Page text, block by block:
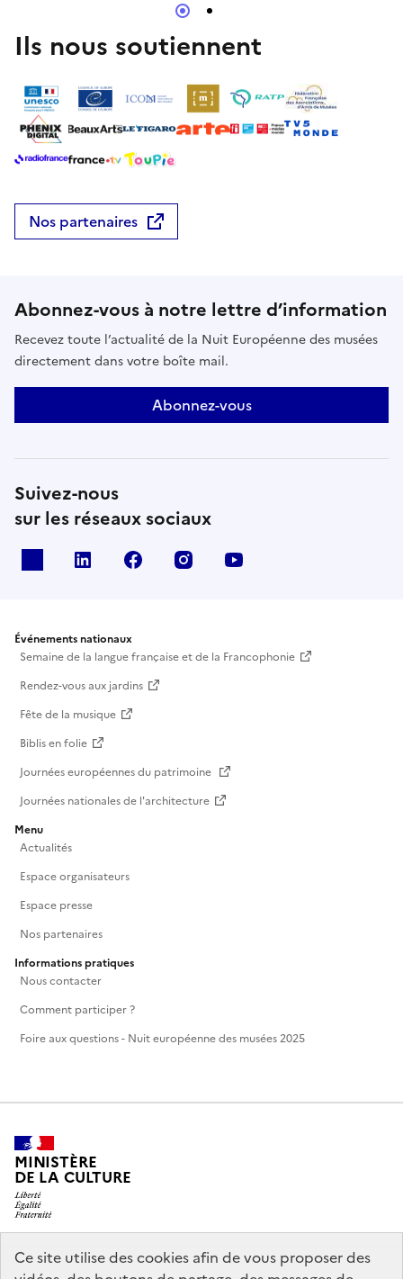
Ce site utilise des cookies afin de vous proposer des
Ils nous soutiennent
Nos partenaires
Abonnez-vous à notre lettre d’information
Recevez toute l’actualité de la Nuit Européenne des musées
directement dans votre boîte mail.
Abonnez-vous
Suivez-nous
sur les réseaux sociaux
Linkedin Facebook Instagram
Événements nationaux
Semaine de la langue française et de la Francophonie
Rendez-vous aux jardins
Fête de la musique
Biblis en folie
Journées européennes du patrimoine
Journées nationales de l'architecture
Menu
Actualités
Espace organisateurs
Espace presse
Nos partenaires
Informations pratiques
Nous contacter
Comment participer ?
Foire aux questions - Nuit européenne des musées 2025
MINISTÈRE
DE LA CULTURE
legifrance.gouv.fr info.gouv.fr